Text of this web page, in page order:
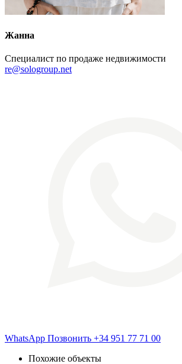
Жанна
Специалист по продаже недвижимости
re@sologroup.net
WhatsApp Позвонить +34 951 77 71 00
Похожие объекты